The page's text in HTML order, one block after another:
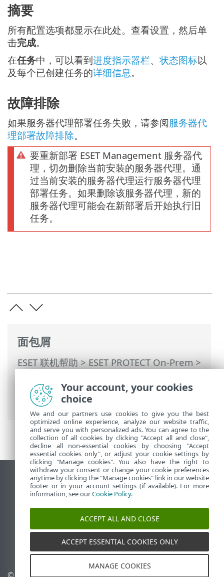
面包屑
ESET 联机帮助>ESET PROTECT On-Prem>
PROTECT On-Prem 主菜单 >任务>服务器
任务> 服务器代理部署
摘要
所有配置选项都显示在此处。查看设置，然后单
击完成。
在任务中，可以看到进度指示器栏、状态图标以
及每个已创建任务的详细信息。
故障排除
如果服务器代理部署任务失败，请参阅服务器代
理部署故障排除。
要重新部署 ESET Management 服务器代
理，切勿删除当前安装的服务器代理。通
过当前安装的服务器代理运行服务器代理
部署任务。如果删除该服务器代理，新的
服务器代理可能会在新部署后开始执行旧
任务。
查看桌面站点
End of Life
ESET 知识库
ESET Status Portal
区域支持
Your account, your cookies
choice
We and our partners use cookies to give you the best
optimized online experience, analyze our website traffic,
and serve you with personalized ads. You can agree to the
collection of all cookies by clicking "Accept all and close",
decline all non-essential cookies by choosing "Accept
essential cookies only", or adjust your cookie settings by
clicking "Manage cookies". You also have the right to
withdraw your consent or change your cookie preferences
anytime by clicking the "Manage cookies" link in our website
footer or in your account settings (if available). For more
information, see ourCookie Policy.
ACCEPT ALL AND CLOSE
ACCEPT ESSENTIAL COOKIES ONLY
MANAGE COOKIES